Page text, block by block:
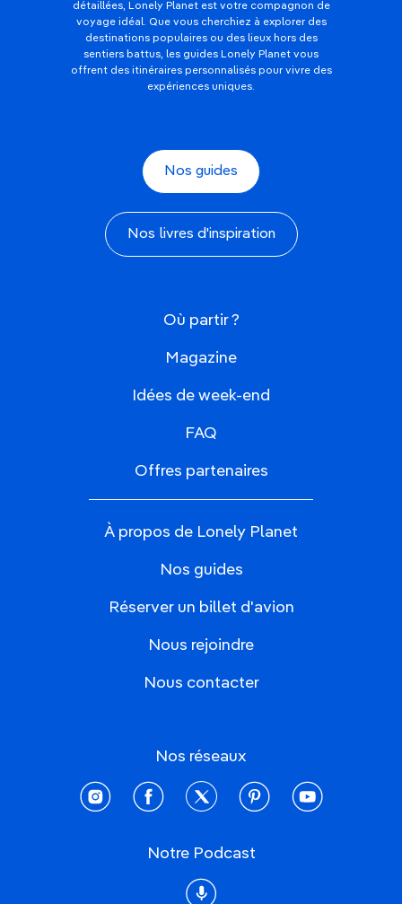
détaillées, Lonely Planet est votre compagnon de
voyage idéal. Que vous cherchiez à explorer des
destinations populaires ou des lieux hors des
sentiers battus, les guides Lonely Planet vous
offrent des itinéraires personnalisés pour vivre des
expériences uniques.
Nos guides
Nos livres d'inspiration
Où partir ?
Magazine
Idées de week-end
FAQ
Offres partenaires
À propos de Lonely Planet
Nos guides
Réserver un billet d'avion
Nous rejoindre
Nous contacter
Nos réseaux
instagramfacebooktwitter pinterestyoutube
Notre Podcast
Podcast